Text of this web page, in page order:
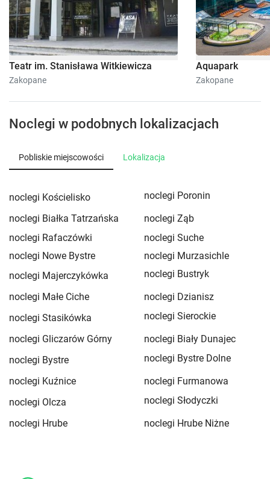
Teatr im. Stanisława Witkiewicza
Zakopane
Aquapark
Zakopane
Noclegi w podobnych lokalizacjach
Pobliskie miejscowości Lokalizacja
noclegi Kościelisko
noclegi Poronin
noclegi Białka Tatrzańska
noclegi Ząb
noclegi Rafaczówki
noclegi Suche
noclegi Nowe Bystre
noclegi Murzasichle
noclegi Majerczykówka
noclegi Bustryk
noclegi Małe Ciche
noclegi Dzianisz
noclegi Stasikówka
noclegi Sierockie
noclegi Gliczarów Górny
noclegi Biały Dunajec
noclegi Bystre
noclegi Bystre Dolne
noclegi Kuźnice
noclegi Furmanowa
noclegi Olcza
noclegi Słodyczki
noclegi Hrube
noclegi Hrube Niżne